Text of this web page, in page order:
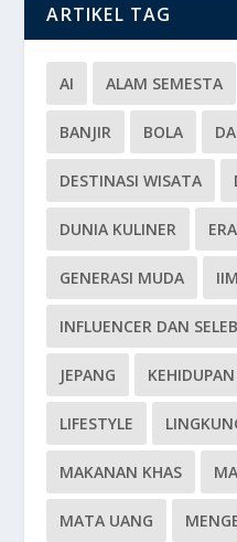
ARTIKEL TAG
AI ALAM SEMESTA
BANJIR BOLA
DESTINASI WISATA
DUNIA KULINER
GENERASI MUDA
INFLUENCER DAN
JEPANG KEHIDUPAN
LIFESTYLE
MAKANAN KHAS
MATA UANG